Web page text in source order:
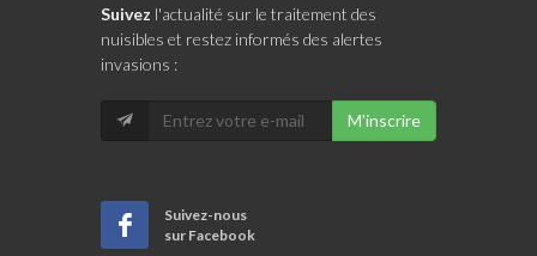
Suivez l'actualité sur le traitement des
nuisibles et restez informés des alertes
invasions :
M'inscrire
Suivez-nous
sur Facebook